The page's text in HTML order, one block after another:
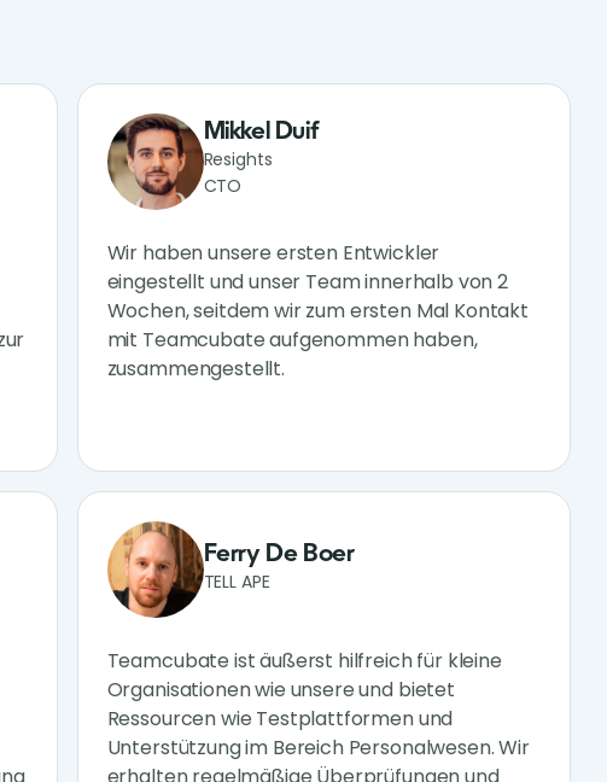
Mikkel Duif
Resights
CTO
Wir haben unsere ersten Entwickler
eingestellt und unser Team innerhalb von 2
Wochen, seitdem wir zum ersten Mal Kontakt
mit Teamcubate aufgenommen haben,
zusammengestellt.
Ferry De Boer
TELL APE
Teamcubate ist äußerst hilfreich für kleine
Organisationen wie unsere und bietet
Ressourcen wie Testplattformen und
Unterstützung im Bereich Personalwesen. Wir
erhalten regelmäßige Überprüfungen und